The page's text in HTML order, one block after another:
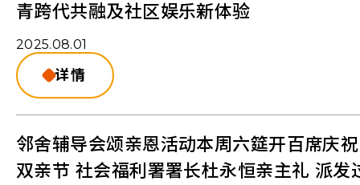
青跨代共融及社区娱乐新体验
2025.08.01
详情
邻舍辅导会颂亲恩活动本周六筵开百席庆祝
双亲节 社会福利署署长杜永恒亲主礼 派发